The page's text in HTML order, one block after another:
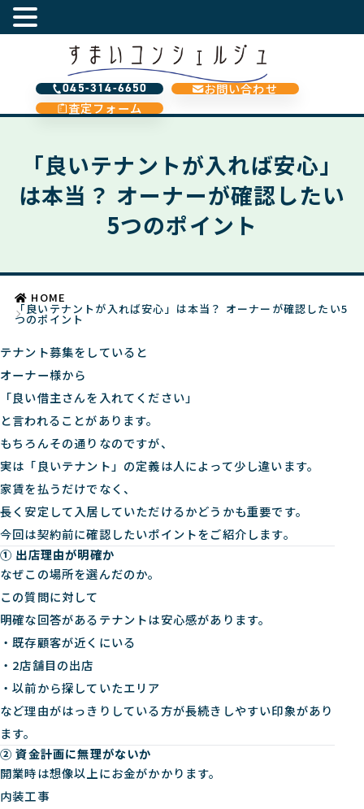
045-314-6650
お問い合わせ
査定フォーム
「良いテナントが入れば安心」
は本当？ オーナーが確認したい
5つのポイント
HOME
「良いテナントが入れば安心」は本当？ オーナーが確認したい5
つのポイント
テナント募集をしていると
オーナー様から
「良い借主さんを入れてください」
と言われることがあります。
もちろんその通りなのですが、
実は「良いテナント」の定義は人によって少し違います。
家賃を払うだけでなく、
長く安定して入居していただけるかどうかも重要です。
今回は契約前に確認したいポイントをご紹介します。
① 出店理由が明確か
なぜこの場所を選んだのか。
この質問に対して
明確な回答があるテナントは安心感があります。
・既存顧客が近くにいる
・2店舗目の出店
・以前から探していたエリア
など理由がはっきりしている方が長続きしやすい印象があり
ます。
② 資金計画に無理がないか
開業時は想像以上にお金がかかります。
内装工事